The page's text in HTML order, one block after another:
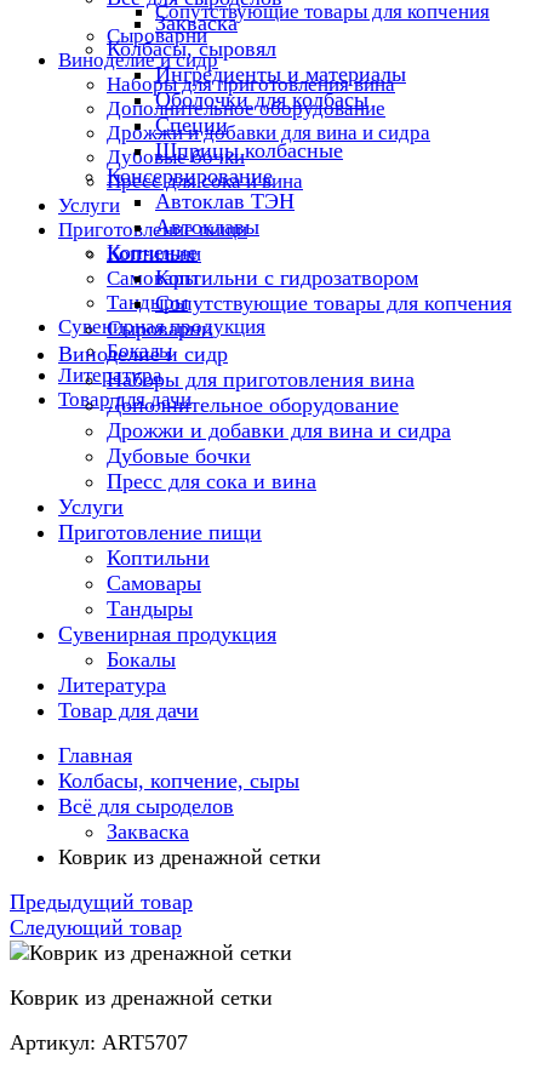
Сопутствующие товары для копчения
Сыроварни
Виноделие и сидр
Наборы для приготовления вина
Дополнительное оборудование
Дрожжи и добавки для вина и сидра
Дубовые бочки
Пресс для сока и вина
Услуги
Приготовление пищи
Коптильни
Самовары
Тандыры
Сувенирная продукция
Бокалы
Литература
Товар для дачи
Закваска
Колбасы, сыровял
Ингредиенты и материалы
Оболочки для колбасы
Специи
Шприцы колбасные
Консервирование
Автоклав ТЭН
Автоклавы
Копчение
Коптильни с гидрозатвором
Сопутствующие товары для копчения
Сыроварни
Виноделие и сидр
Наборы для приготовления вина
Дополнительное оборудование
Дрожжи и добавки для вина и сидра
Дубовые бочки
Пресс для сока и вина
Услуги
Приготовление пищи
Коптильни
Самовары
Тандыры
Сувенирная продукция
Бокалы
Литература
Товар для дачи
Главная
Колбасы, копчение, сыры
Всё для сыроделов
Закваска
Коврик из дренажной сетки
Предыдущий товар
Следующий товар
Коврик из дренажной сетки
Артикул: ART5707